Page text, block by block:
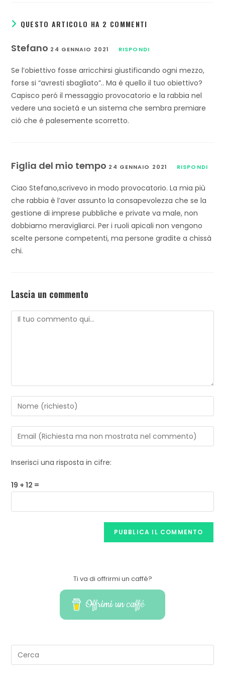
QUESTO ARTICOLO HA 2 COMMENTI
Stefano 24 GENNAIO 2021 RISPONDI
Se l’obiettivo fosse arricchirsi giustificando ogni mezzo,
forse si “avresti sbagliato”.. Ma é quello il tuo obiettivo?
Capisco peró il messaggio provocatorio e la rabbia nel
vedere una societá e un sistema che sembra premiare
ció che é palesemente scorretto.
Figlia del mio tempo 24 GENNAIO 2021 RISPONDI
Ciao Stefano,scrivevo in modo provocatorio. La mia più
che rabbia è l’aver assunto la consapevolezza che se la
gestione di imprese pubbliche e private va male, non
dobbiamo meravigliarci. Per i ruoli apicali non vengono
scelte persone competenti, ma persone gradite a chissà
chi.
Lascia un commento
Inserisci una risposta in cifre:
19 + 12 =
Ti va di offrirmi un caffè?
Offrimi un caffé